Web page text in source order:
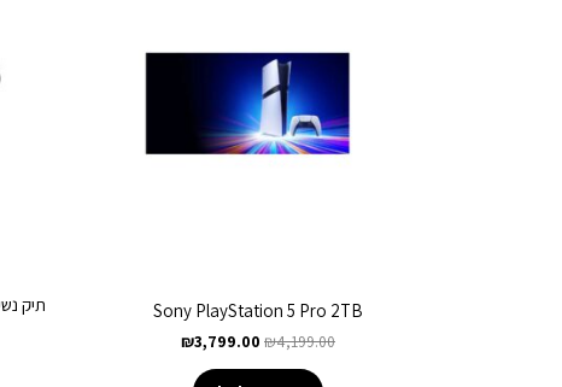
Sony PlayStation 5 Pro 2TB
₪4,199.00
₪3,799.00